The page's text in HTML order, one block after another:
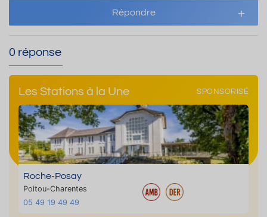
Répondre
0 réponse
Les Stations à la Une SPONSORISÉ
Roche-Posay
Poitou-Charentes
05 49 19 49 49